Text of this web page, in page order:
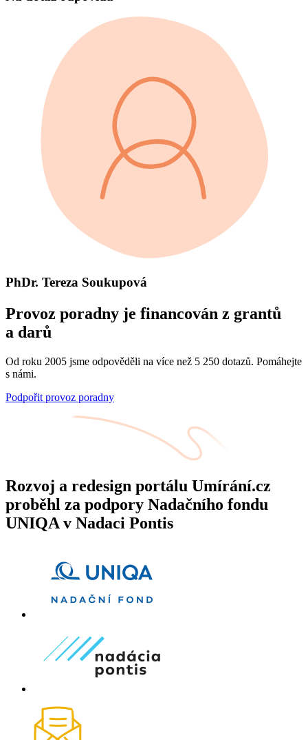
PhDr. Tereza Soukupová
Provoz poradny je financován z grantů
a darů
Od roku 2005 jsme odpověděli na více než 5 250 dotazů. Pomáhejte
s námi.
Podpořit provoz poradny
Rozvoj a redesign portálu Umírání.cz
proběhl za podpory Nadačního fondu
UNIQA v Nadaci Pontis